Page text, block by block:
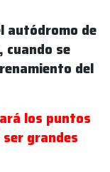
autódromo de
cuando se
del
los puntos
grandes